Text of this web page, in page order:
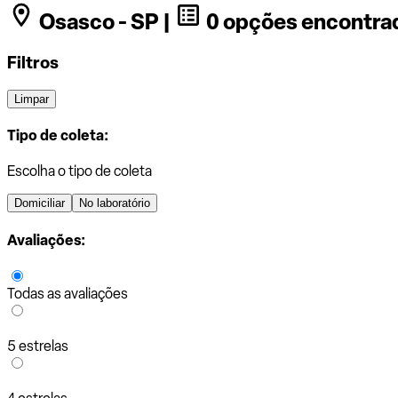
Osasco - SP | 0 opções
Filtros
Limpar
Tipo de coleta:
Escolha o tipo de coleta
Domiciliar No laboratório
Avaliações:
Todas as avaliações
5 estrelas